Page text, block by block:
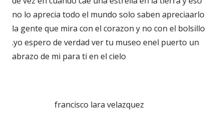
no lo aprecia todo el mundo solo saben apreciaarlo
la gente que mira con el corazon y no con el bolsillo
.yo espero de verdad ver tu museo enel puerto un
abrazo de mi para ti en el cielo
francisco lara velazquez